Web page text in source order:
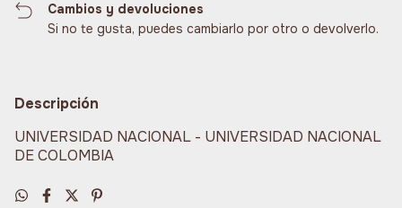
Cambios y devoluciones
Si no te gusta, puedes cambiarlo por otro o devolverlo.
Descripción
UNIVERSIDAD NACIONAL - UNIVERSIDAD NACIONAL
DE COLOMBIA